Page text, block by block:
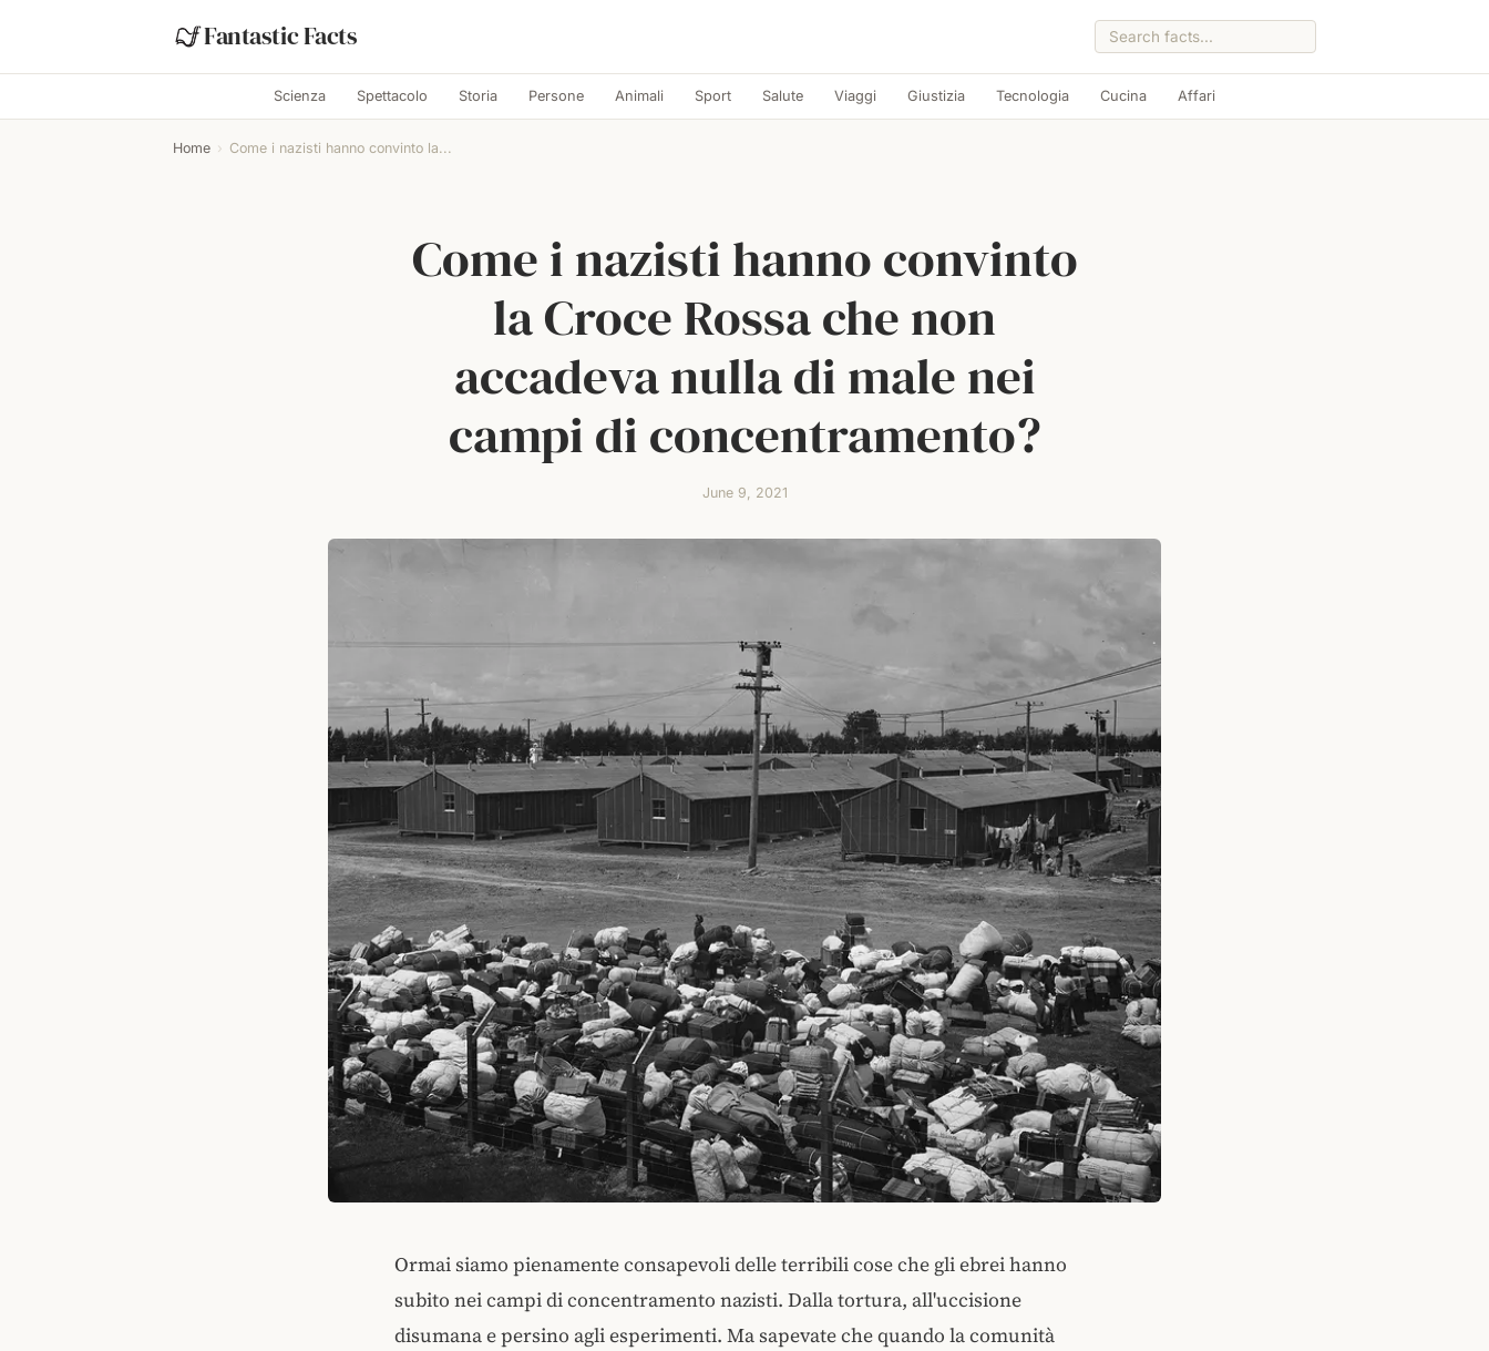
Fantastic Facts
Scienza Spettacolo Storia Persone Animali Sport Salute Viaggi Giustizia Tecnologia Cucina Affari
Home › Come i nazisti hanno convinto la...
Come i nazisti hanno convinto
la Croce Rossa che non
accadeva nulla di male nei
campi di concentramento?
June 9, 2021
Ormai siamo pienamente consapevoli delle terribili cose che gli ebrei hanno
subito nei campi di concentramento nazisti. Dalla tortura, all'uccisione
disumana e persino agli esperimenti. Ma sapevate che quando la comunità